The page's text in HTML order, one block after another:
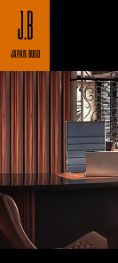
JAPAN BUILD